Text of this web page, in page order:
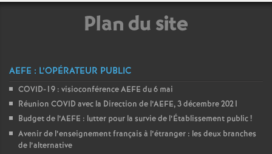
Plan du site
AEFE : L’OPÉRATEUR PUBLIC
COVID-19 : visioconférence AEFE du 6 mai
Réunion COVID avec la Direction de l’AEFE, 3 décembre 2021
Budget de l’AEFE : lutter pour la survie de l’Établissement public!
Avenir de l’enseignement français à l’étranger : les deux branches
de l’alternative